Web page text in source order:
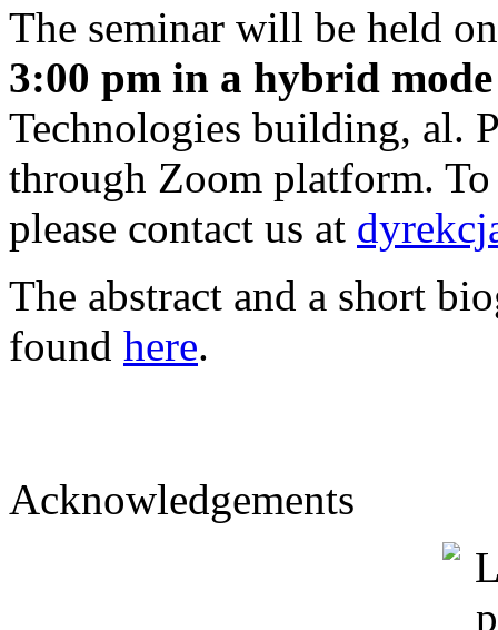
The seminar will be held
3:00 pm in a hybrid mode
Technologies building, al.
through Zoom platform.
please contact us at
The abstract and a short
found here.
Acknowledgements